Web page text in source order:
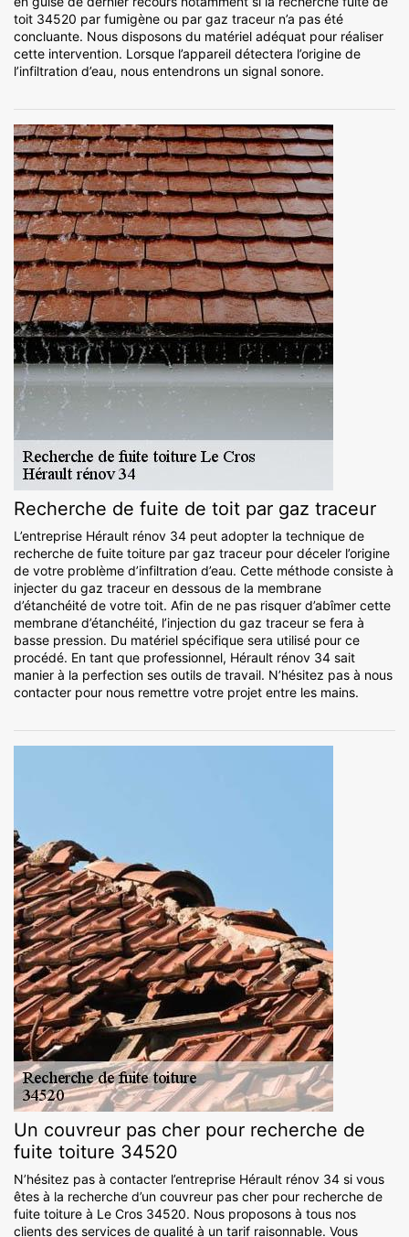
toit 34520 par fumigène ou par gaz traceur n’a pas été
concluante. Nous disposons du matériel adéquat pour réaliser
cette intervention. Lorsque l’appareil détectera l’origine de
l’infiltration d’eau, nous entendrons un signal sonore.
Recherche de fuite de toit par gaz traceur
L’entreprise Hérault rénov 34 peut adopter la technique de
recherche de fuite toiture par gaz traceur pour déceler l’origine
de votre problème d’infiltration d’eau. Cette méthode consiste à
injecter du gaz traceur en dessous de la membrane
d’étanchéité de votre toit. Afin de ne pas risquer d’abîmer cette
membrane d’étanchéité, l’injection du gaz traceur se fera à
basse pression. Du matériel spécifique sera utilisé pour ce
procédé. En tant que professionnel, Hérault rénov 34 sait
manier à la perfection ses outils de travail. N’hésitez pas à nous
contacter pour nous remettre votre projet entre les mains.
Un couvreur pas cher pour recherche de
fuite toiture 34520
N’hésitez pas à contacter l’entreprise Hérault rénov 34 si vous
êtes à la recherche d’un couvreur pas cher pour recherche de
fuite toiture à Le Cros 34520. Nous proposons à tous nos
clients des services de qualité à un tarif raisonnable. Vous